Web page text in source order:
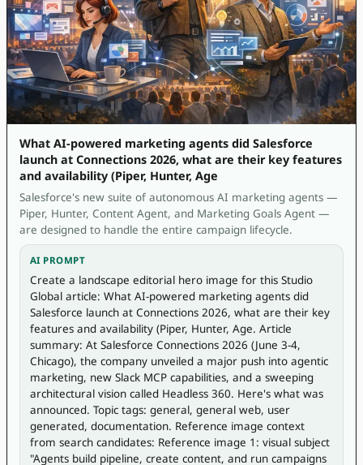
What AI-powered marketing agents did Salesforce
launch at Connections 2026, what are their key features
and availability (Piper, Hunter, Age
Salesforce's new suite of autonomous AI marketing agents —
Piper, Hunter, Content Agent, and Marketing Goals Agent —
are designed to handle the entire campaign lifecycle.
AI PROMPT
Create a landscape editorial hero image for this Studio
Global article: What AI-powered marketing agents did
Salesforce launch at Connections 2026, what are their key
features and availability (Piper, Hunter, Age. Article
summary: At Salesforce Connections 2026 (June 3-4,
Chicago), the company unveiled a major push into agentic
marketing, new Slack MCP capabilities, and a sweeping
architectural vision called Headless 360. Here's what was
announced. Topic tags: general, general web, user
generated, documentation. Reference image context
from search candidates: Reference image 1: visual subject
"Agents build pipeline, create content, and run campaigns